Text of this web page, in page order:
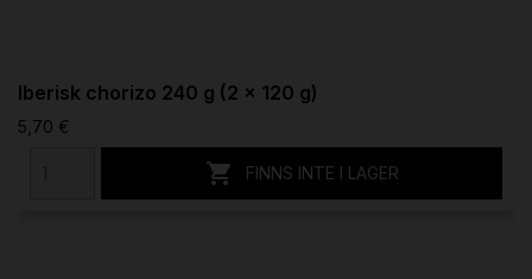
Iberisk chorizo 240 g (2 x 120 g)
5,70 €
 FINNS INTE I LAGER